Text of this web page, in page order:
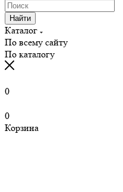
Найти
Каталог
По всему сайту
По каталогу
0
0
Корзина